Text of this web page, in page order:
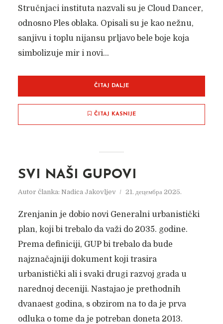
Stručnjaci instituta nazvali su je Cloud Dancer,
odnosno Ples oblaka. Opisali su je kao nežnu,
sanjivu i toplu nijansu prljavo bele boje koja
simbolizuje mir i novi...
ČITAJ DALJE
ČITAJ KASNIJE
SVI NAŠI GUPOVI
Autor članka: Nadica Jakovljev 21. децембра 2025.
Zrenjanin je dobio novi Generalni urbanistički
plan, koji bi trebalo da važi do 2035. godine.
Prema definiciji, GUP bi trebalo da bude
najznačajniji dokument koji trasira
urbanistički ali i svaki drugi razvoj grada u
narednoj deceniji. Nastajao je prethodnih
dvanaest godina, s obzirom na to da je prva
odluka o tome da je potreban doneta 2013.